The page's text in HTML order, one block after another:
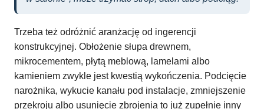
Trzeba też odróżnić aranżację od ingerencji
konstrukcyjnej. Obłożenie słupa drewnem,
mikrocementem, płytą meblową, lamelami albo
kamieniem zwykle jest kwestią wykończenia. Podcięcie
narożnika, wykucie kanału pod instalacje, zmniejszenie
przekroju albo usunięcie zbrojenia to już zupełnie inny